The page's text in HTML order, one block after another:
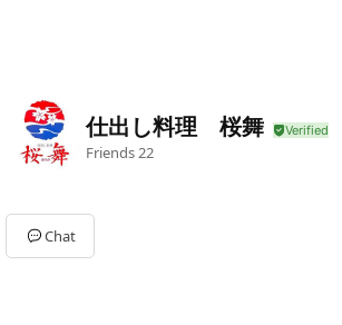
仕出し料理 桜舞
Friends 22
Chat